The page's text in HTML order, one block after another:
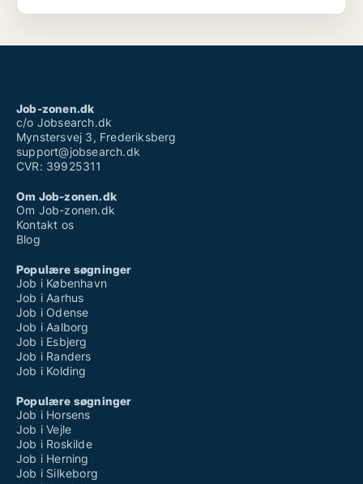
Job-zonen.dk
c/o Jobsearch.dk
Mynstersvej 3, Frederiksberg
support@jobsearch.dk
CVR: 39925311
Om Job-zonen.dk
Om Job-zonen.dk
Kontakt os
Blog
Populære søgninger
Job i København
Job i Aarhus
Job i Odense
Job i Aalborg
Job i Esbjerg
Job i Randers
Job i Kolding
Populære søgninger
Job i Horsens
Job i Vejle
Job i Roskilde
Job i Herning
Job i Silkeborg